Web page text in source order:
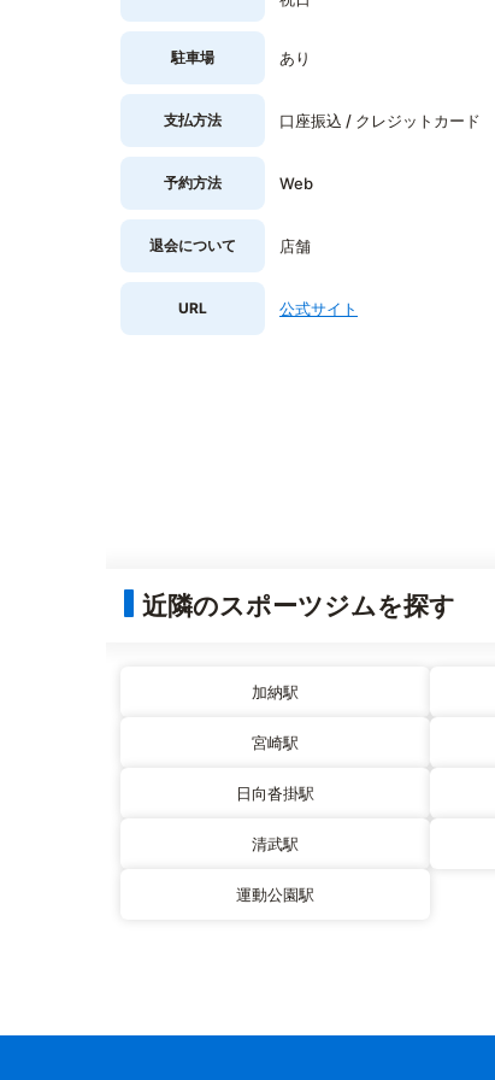
駐車場 あり
支払方法 口座振込 / クレジットカード
予約方法 Web
退会について 店舗
URL 公式サイト
近隣のスポーツジムを探す
加納駅
宮崎駅
日向沓掛駅
清武駅
運動公園駅